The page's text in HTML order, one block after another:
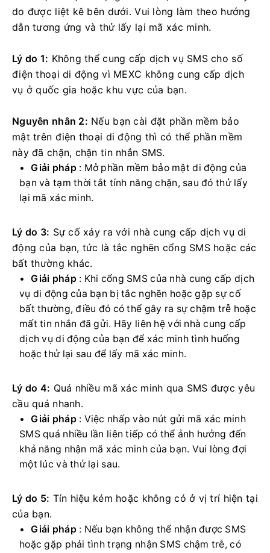
do được liệt kê bên dưới.Vui lòng làm theo hướng
dẫn tương ứng và thử lấy lại mã xác minh.
Lý do 1: Không thể cung cấp dịch vụ SMS cho số
điện thoại di động vì MEXC không cung cấp dịch
vụ ở quốc gia hoặc khu vực của bạn.
Nguyên nhân 2: Nếu bạn cài đặt phần mềm bảo
mật trên điện thoại di động thì có thể phần mềm
này đã chặn, chặn tin nhắn SMS.
Giải pháp: Mở phần mềm bảo mật di động của
bạn và tạm thời tắt tính năng chặn, sau đó thử lấy
lại mã xác minh.
Lý do 3: Sự cố xảy ra với nhà cung cấp dịch vụ di
động của bạn, tức là tắc nghẽn cổng SMS hoặc các
bất thường khác.
Giải pháp: Khi cổng SMS của nhà cung cấp dịch
vụ di động của bạn bị tắc nghẽn hoặc gặp sự cố
bất thường, điều đó có thể gây ra sự chậm trễ hoặc
mất tin nhắn đã gửi. Hãy liên hệ với nhà cung cấp
dịch vụ di động của bạn để xác minh tình huống
hoặc thử lại sau để lấy mã xác minh.
Lý do 4: Quá nhiều mã xác minh qua SMS được yêu
cầu quá nhanh.
Giải pháp: Việc nhấp vào nút gửi mã xác minh
SMS quá nhiều lần liên tiếp có thể ảnh hưởng đến
khả năng nhận mã xác minh của bạn. Vui lòng đợi
một lúc và thử lại sau.
Lý do 5: Tín hiệu kém hoặc không có ở vị trí hiện tại
của bạn.
Giải pháp: Nếu bạn không thể nhận được SMS
hoặc gặp phải tình trạng nhận SMS chậm trễ, có